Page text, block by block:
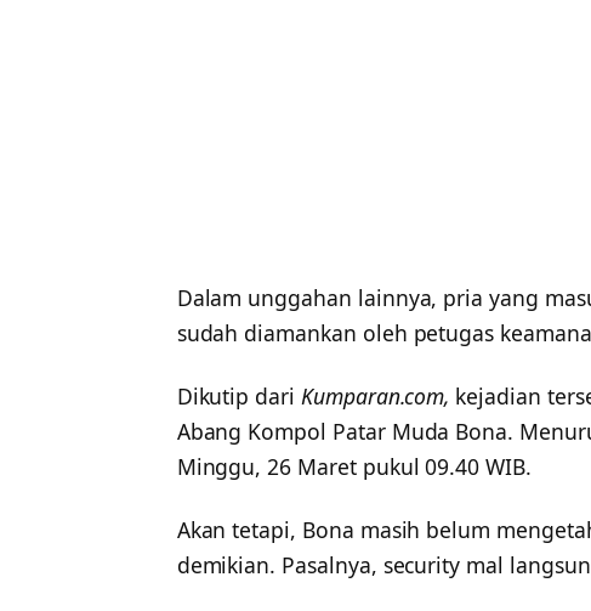
Dalam unggahan lainnya, pria yang
sudah diamankan oleh petugas
Dikutip dari Kumparan.com, kejadian
Abang Kompol Patar Muda Bona.
Minggu, 26 Maret pukul 09.40 WIB.
Akan tetapi, Bona masih belum
demikian. Pasalnya, security mal